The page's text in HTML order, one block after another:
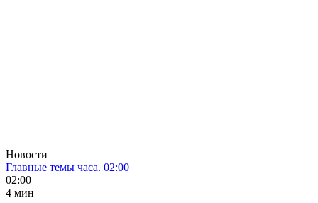
Новости
Главные темы часа. 02:00
02:00
4 мин